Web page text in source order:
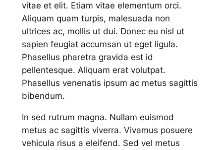
vitae et elit. Etiam vitae elementum orci.
Aliquam quam turpis, malesuada non
ultrices ac, mollis ut dui. Donec eu nisl ut
sapien feugiat accumsan ut eget ligula.
Phasellus pharetra gravida est id
pellentesque. Aliquam erat volutpat.
Phasellus venenatis ipsum ac metus sagittis
bibendum.
In sed rutrum magna. Nullam euismod
metus ac sagittis viverra. Vivamus posuere
vehicula risus a eleifend. Sed vel metus